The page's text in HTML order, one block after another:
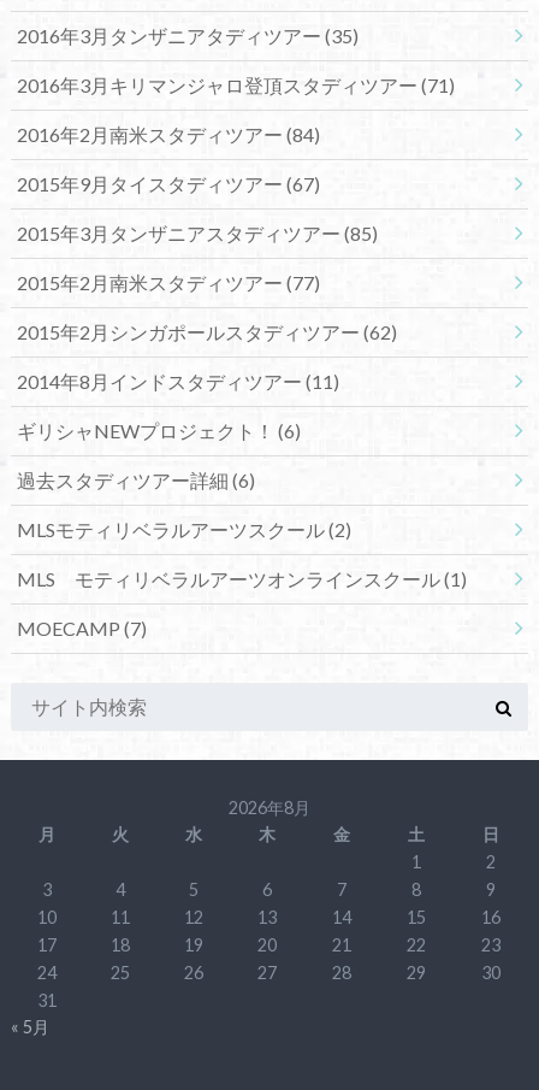
2016年3月タンザニアタディツアー (35)
2016年3月キリマンジャロ登頂スタディツアー (71)
2016年2月南米スタディツアー (84)
2015年9月タイスタディツアー (67)
2015年3月タンザニアスタディツアー (85)
2015年2月南米スタディツアー (77)
2015年2月シンガポールスタディツアー (62)
2014年8月インドスタディツアー (11)
ギリシャNEWプロジェクト！ (6)
過去スタディツアー詳細 (6)
MLSモティリベラルアーツスクール(2)
MLS モティリベラルアーツオンラインスクール(1)
MOECAMP (7)
2026年8月
月
火 水 木 金 土
日
1
2
3
4 5 6 7 8
9
10
11 12 13 14 15
16
17
18 19 20 21 22
23
24
25 26 27 28 29
30
31
« 5月